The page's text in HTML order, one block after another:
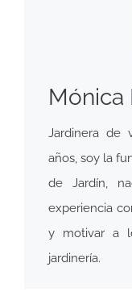
Mónica
Jardinera de
años, soy la
de Jardín,
experiencia
y motivar a
jardinería.